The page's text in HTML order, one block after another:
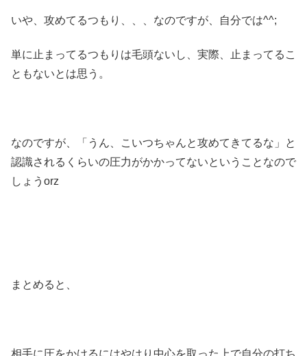
いや、攻めてるつもり、、、なのですが、自分では^^;
単に止まってるつもりは毛頭ないし、実際、止まってるこ
ともないとは思う。
なのですが、「うん、こいつちゃんと攻めてきてるな」と
認識されるくらいの圧力がかかってないということなので
しょうorz
まとめると、
相手に圧をかけるにはやはり中心を取った上で自分の打ち